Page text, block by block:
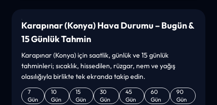
Karapınar (Konya) Hava Durumu – Bugün &
15 Günlük Tahmin
Karapınar (Konya) için saatlik, günlük ve 15 günlük
tahminleri; sıcaklık, hissedilen, rüzgar, nem ve yağış
olasılığıyla birlikte tek ekranda takip edin.
7
Gün
10
Gün
15
Gün
30
Gün
45
Gün
60
Gün
90
Gün